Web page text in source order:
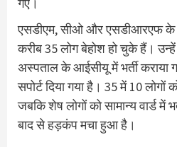
एसडीएम, सीओ और एसडीआरएफ के
करीब 35 लोग बेहोश हो चुके हैं।
अस्पताल के आईसीयू में भर्ती
सपोर्ट दिया गया है। 35 में 10
जबकि शेष लोगों को सामान्य वार्ड में
बाद से हड़कंप मचा हुआ है।